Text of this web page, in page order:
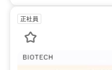
正社員